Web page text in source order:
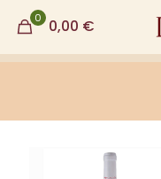
0 0,00 €